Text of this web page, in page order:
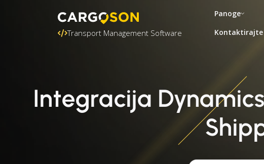
Transport Management Software
Panoge
Kontaktirajte
Integracija